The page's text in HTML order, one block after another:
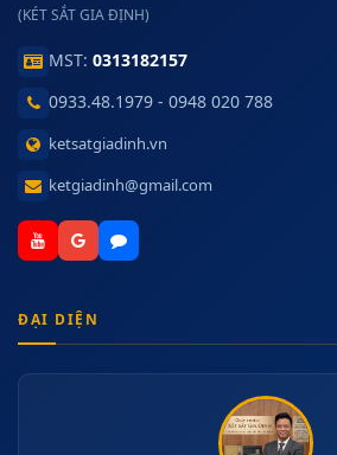
(KÉT SẮT GIA ĐỊNH)
MST: 0313182157
0933.48.1979 - 0948 020 788
ketsatgiadinh.vn
ketgiadinh@gmail.com
ĐẠI DIỆN